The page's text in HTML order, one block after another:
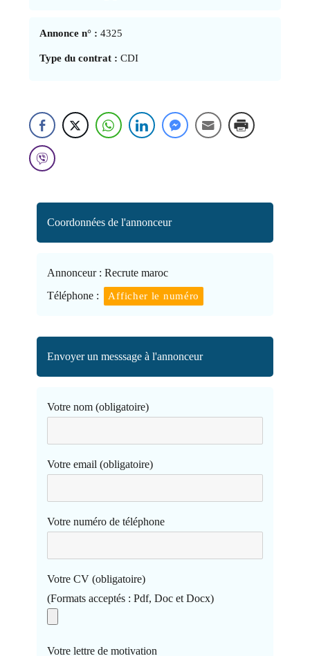
Annonce n° :4325
Type du contrat : CDI
Coordonnées de l'annonceur
Annonceur : Recrute maroc
Téléphone :
Afficher le numéro
Envoyer un messsage à l'annonceur
Votre nom (obligatoire)
Votre email (obligatoire)
Votre numéro de téléphone
Votre CV (obligatoire)
(Formats acceptés : Pdf, Doc et Docx)
Votre lettre de motivation